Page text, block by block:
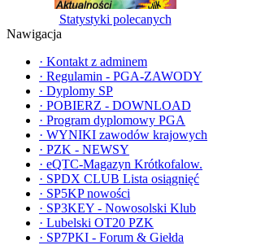
Statystyki polecanych
Nawigacja
· Kontakt z adminem
· Regulamin - PGA-ZAWODY
· Dyplomy SP
· POBIERZ - DOWNLOAD
· Program dyplomowy PGA
· WYNIKI zawodów krajowych
· PZK - NEWSY
· eQTC-Magazyn Krótkofalow.
· SPDX CLUB Lista osiągnięć
· SP5KP nowości
· SP3KEY - Nowosolski Klub
· Lubelski OT20 PZK
· SP7PKI - Forum & Giełda